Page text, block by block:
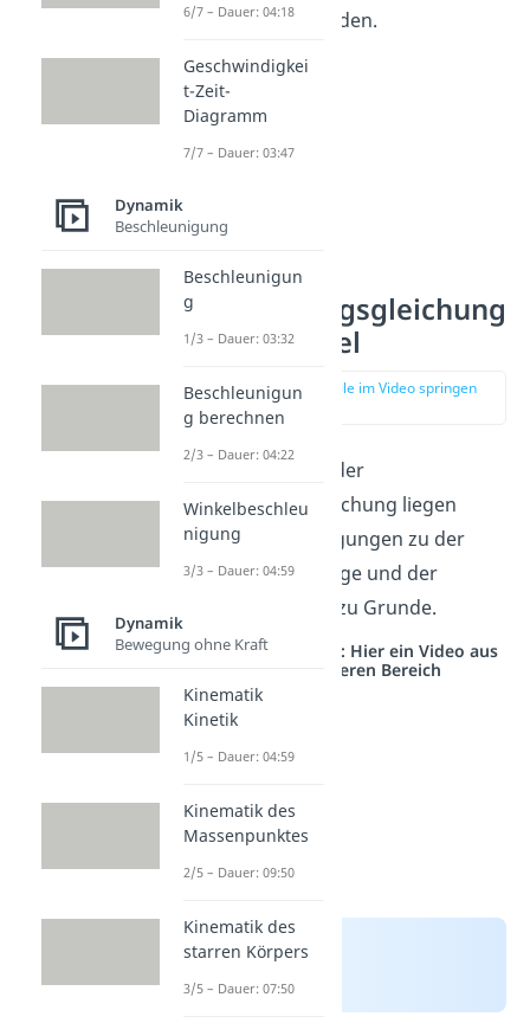
beschrieben werden.
Schwingungsgleichung
Federpendel
zur Stelle im Video springen
Der Aufstellung der
Schwingungsgleichung liegen
folgende Überlegungen zu der
Gleichgewichtslage und der
Beschleunigung zu Grunde.
Studyflix vernetzt: Hier ein Video aus
einem anderen Bereich
6/7 – Dauer: 04:18
Geschwindigkei
t-Zeit-
Diagramm
7/7 – Dauer: 03:47
Dynamik
Beschleunigung
Beschleunigun
g
1/3 – Dauer: 03:32
Beschleunigun
g berechnen
2/3 – Dauer: 04:22
Winkelbeschleu
nigung
3/3 – Dauer: 04:59
Dynamik
Bewegung ohne Kraft
Kinematik
Kinetik
1/5 – Dauer: 04:59
Kinematik des
Massenpunktes
2/5 – Dauer: 09:50
Kinematik des
starren Körpers
3/5 – Dauer: 07:50